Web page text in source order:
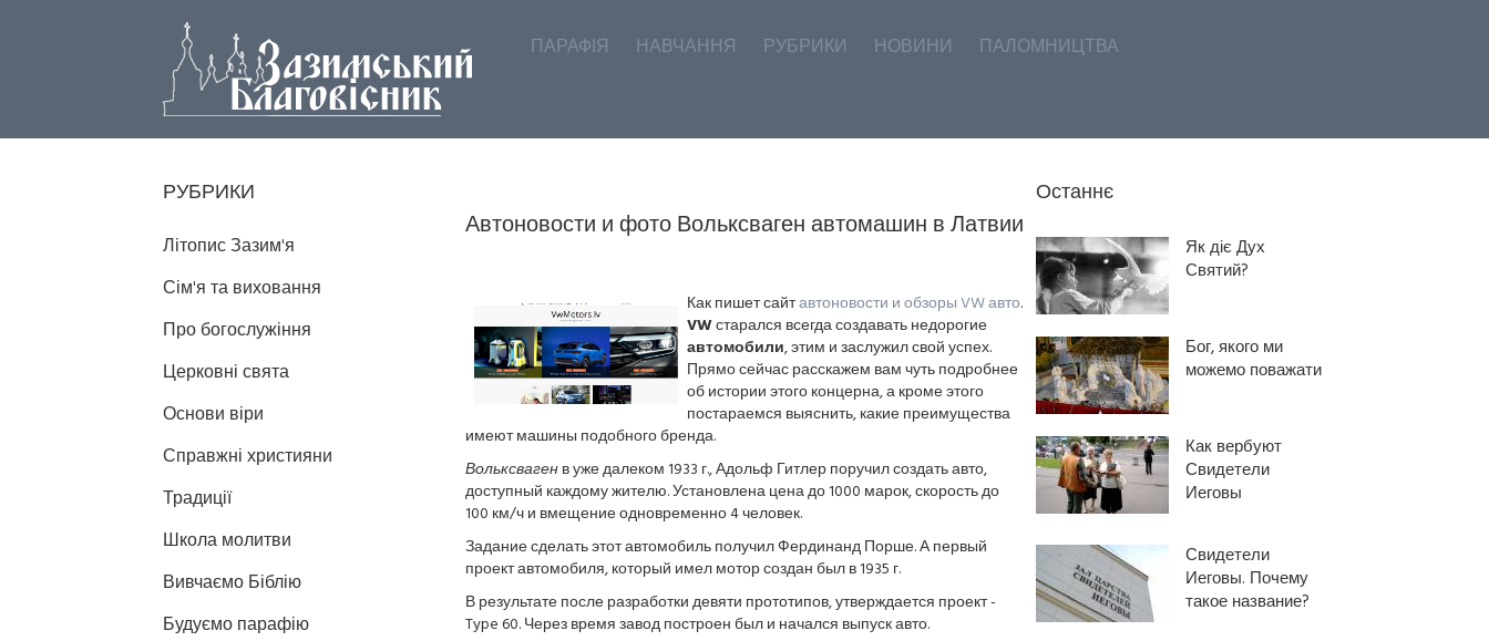
ПАРАФІЯ НАВЧАННЯ РУБРИКИ НОВИНИ ПАЛОМНИЦТВА
Автоновости и фото Вольксваген автомашин в Латвии
Как пишет сайтавтоновости и обзоры VW авто.
VWстарался всегда создавать недорогие
автомобили, этим и заслужил свой успех.
Прямо сейчас расскажем вам чуть подробнее
об истории этого концерна, а кроме этого
постараемся выяснить, какие преимущества
имеют машины подобного бренда.
Вольксвагенв уже далеком 1933 г., Адольф Гитлер поручил создать авто,
доступный каждому жителю. Установлена цена до 1000 марок, скорость до
100 км/ч и вмещение одновременно 4 человек.
Задание сделать этот автомобиль получил Фердинанд Порше. А первый
проект автомобиля, который имел мотор создан был в 1935 г.
В результате после разработки девяти прототипов, утверждается проект -
Type 60. Через время завод построен был и начался выпуск авто.
РУБРИКИ
Літопис Зазим'я
Сім'я та виховання
Про богослужіння
Церковні свята
Основи віри
Справжні християни
Традиції
Школа молитви
Вивчаємо Біблію
Будуємо парафію
Останнє
Як діє Дух
Святий?
Бог, якого ми
можемо поважати
Как вербуют
Свидетели
Иеговы
Свидетели
Иеговы. Почему
такое название?